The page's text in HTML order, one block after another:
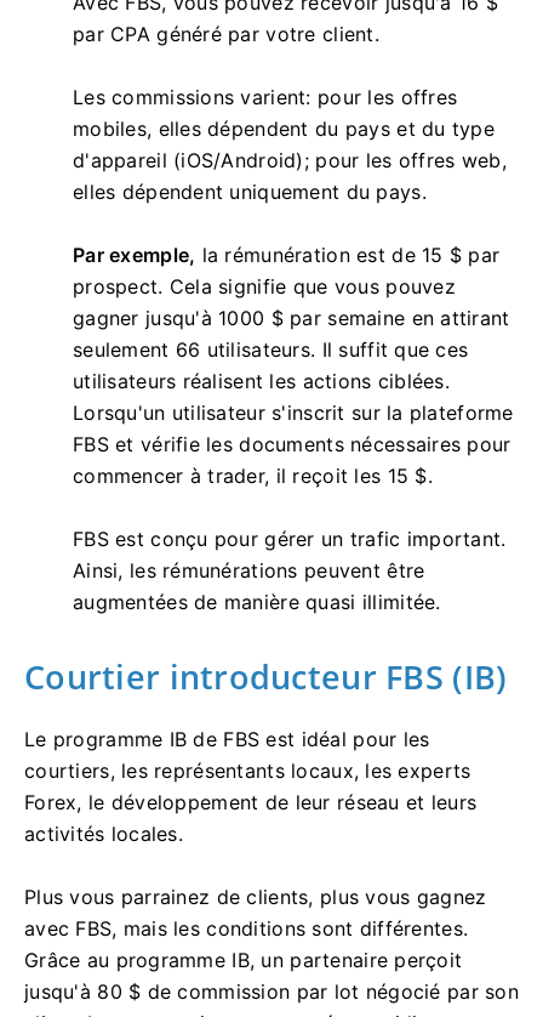
par CPA généré par votre client.
Les commissions varient: pour les offres
mobiles, elles dépendent du pays et du type
d'appareil (iOS/Android); pour les offres web,
elles dépendent uniquement du pays.
Par exemple, la rémunération est de 15 $ par
prospect. Cela signifie que vous pouvez
gagner jusqu'à 1000 $ par semaine en attirant
seulement 66 utilisateurs. Il suffit que ces
utilisateurs réalisent les actions ciblées.
Lorsqu'un utilisateur s'inscrit sur la plateforme
FBS et vérifie les documents nécessaires pour
commencer à trader, il reçoit les 15 $.
FBS est conçu pour gérer un trafic important.
Ainsi, les rémunérations peuvent être
augmentées de manière quasi illimitée.
Courtier introducteur FBS (IB)
Le programme IB de FBS est idéal pour les
courtiers, les représentants locaux, les experts
Forex, le développement de leur réseau et leurs
activités locales.
Plus vous parrainez de clients, plus vous gagnez
avec FBS, mais les conditions sont différentes.
Grâce au programme IB, un partenaire perçoit
jusqu'à 80 $ de commission par lot négocié par son